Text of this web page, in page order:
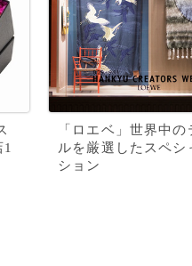
「ロエベ」世界中の
ルを厳選したスペシ
ション